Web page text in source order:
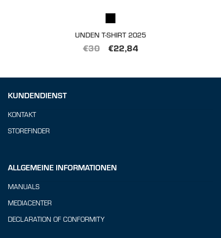
UNDEN T-SHIRT 2025
€30 €22,84
KUNDENDIENST
KONTAKT
STOREFINDER
ALLGEMEINE INFORMATIONEN
MANUALS
MEDIACENTER
DECLARATION OF CONFORMITY